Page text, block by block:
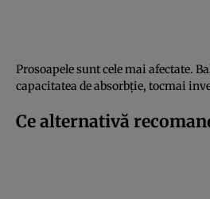
Prosoapele sunt cele mai afectate.
capacitatea de absorbție, tocmai
Ce alternativă